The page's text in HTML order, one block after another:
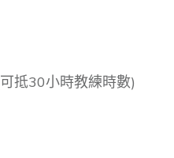
抵30小時教練時數)